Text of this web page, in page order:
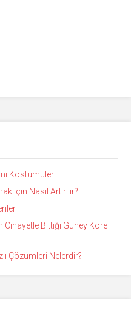
Kostümüleri
için Nasıl Artırılır?
Cinayetle Bittiği Güney Kore
Çözümleri Nelerdir?